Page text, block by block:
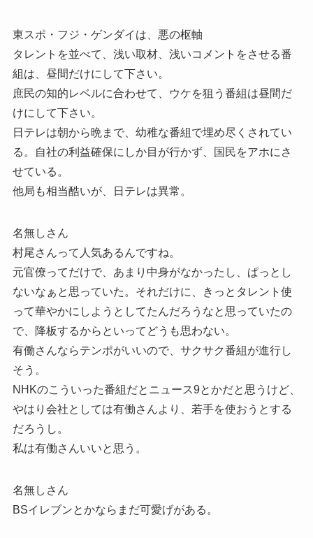
東スポ・フジ・ゲンダイは、悪の枢軸
タレントを並べて、浅い取材、浅いコメントをさせる番
組は、昼間だけにして下さい。
庶民の知的レベルに合わせて、ウケを狙う番組は昼間だ
けにして下さい。
日テレは朝から晩まで、幼稚な番組で埋め尽くされてい
る。自社の利益確保にしか目が行かず、国民をアホにさ
せている。
他局も相当酷いが、日テレは異常。
名無しさん
村尾さんって人気あるんですね。
元官僚ってだけで、あまり中身がなかったし、ぱっとし
ないなぁと思っていた。それだけに、きっとタレント使
って華やかにしようとしてたんだろうなと思っていたの
で、降板するからといってどうも思わない。
有働さんならテンポがいいので、サクサク番組が進行し
そう。
NHKのこういった番組だとニュース9とかだと思うけど、
やはり会社としては有働さんより、若手を使おうとする
だろうし。
私は有働さんいいと思う。
名無しさん
BSイレブンとかならまだ可愛げがある。